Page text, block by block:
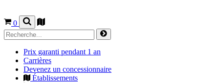
0
Prix garanti pendant 1 an
Carrières
Devenez un concessionnaire
Établissements